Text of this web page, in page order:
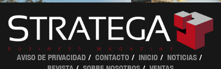
AVISO DE PRIVACIDAD CONTACTO INICIO
NOTICIAS